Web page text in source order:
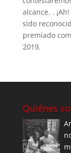
alcance. .
sido
premiado
2019.
Quiénes